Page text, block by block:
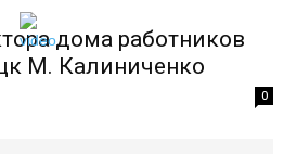
дома работников
М. Калиниченко
0